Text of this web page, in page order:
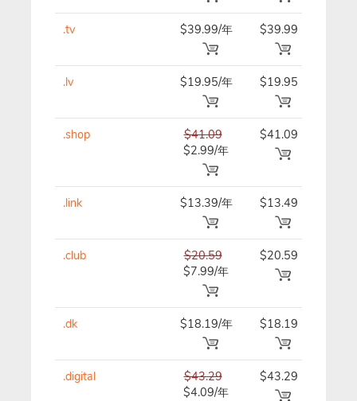
.tv $39.99/年 $39.99
.lv $19.95/年 $19.95
.shop
$41.09
$2.99/年
$41.09
.link $13.39/年 $13.49
.club
$20.59
$7.99/年
$20.59
.dk $18.19/年 $18.19
.digital
$43.29
$4.09/年
$43.29